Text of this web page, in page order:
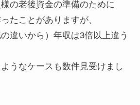
の老後資金の準備のために
たことがありますが、
の違いから）年収は3倍以上違う
うなケースも数件見受けまし